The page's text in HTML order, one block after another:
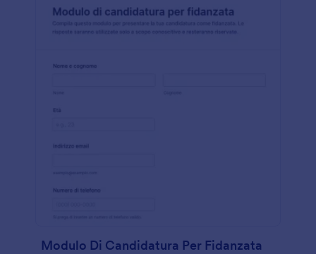
Modulo Di Candidatura Per Fidanzata